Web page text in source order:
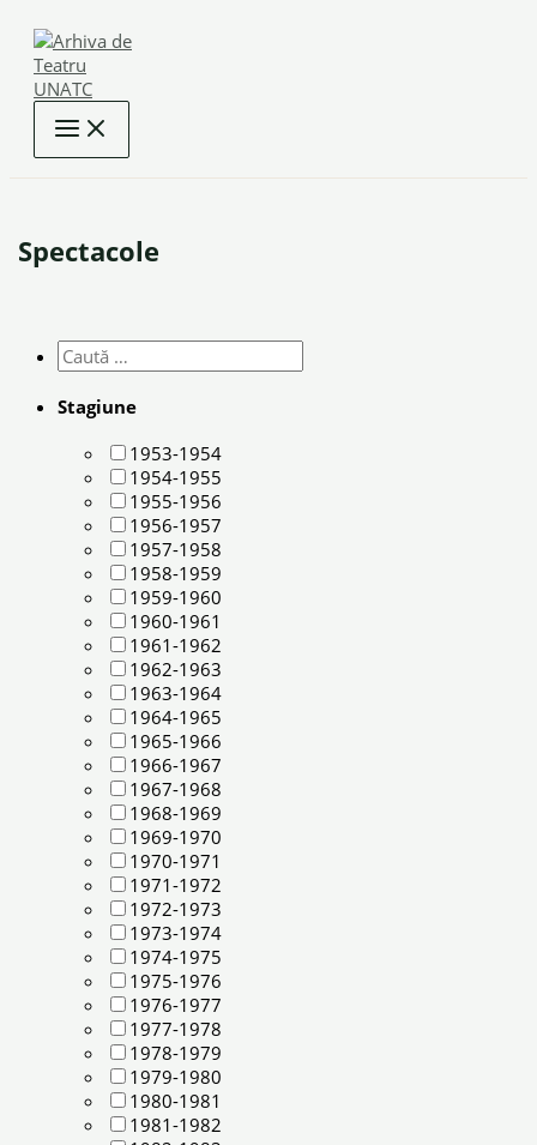
content
Spectacole
Stagiune
1953-1954
1954-1955
1955-1956
1956-1957
1957-1958
1958-1959
1959-1960
1960-1961
1961-1962
1962-1963
1963-1964
1964-1965
1965-1966
1966-1967
1967-1968
1968-1969
1969-1970
1970-1971
1971-1972
1972-1973
1973-1974
1974-1975
1975-1976
1976-1977
1977-1978
1978-1979
1979-1980
1980-1981
1981-1982